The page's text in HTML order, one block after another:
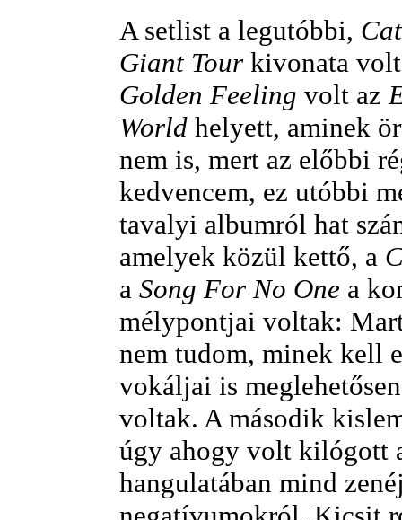
A setlist a legutóbbi,
Giant Tourkivonata
Golden Feeling volt az
Worldhelyett, aminek
nem is, mert az előbbi
kedvencem, ez utóbbi
tavalyi albumról hat
amelyek közül kettő, a
a Song For No One a
mélypontjai voltak:
nem tudom, minek kell
vokáljai is
voltak. A második
úgy ahogy volt kilógott
hangulatában mind